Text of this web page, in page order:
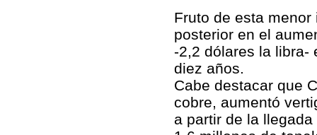
Fruto de esta
posterior en el
-2,2 dólares la libra-
diez años.
Cabe destacar que
cobre, aumentó
a partir de la